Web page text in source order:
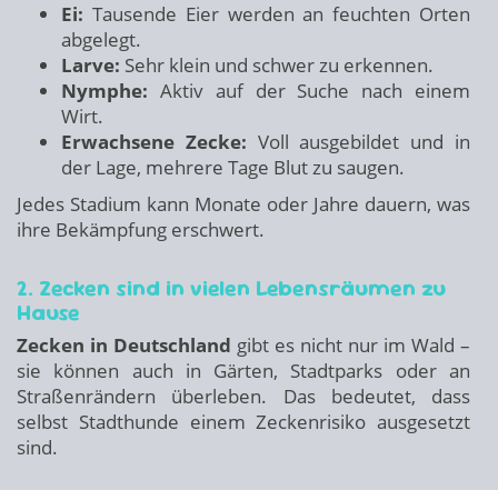
Ei: Tausende Eier werden an feuchten Orten
abgelegt.
Larve: Sehr klein und schwer zu erkennen.
Nymphe: Aktiv auf der Suche nach einem
Wirt.
Erwachsene Zecke: Voll ausgebildet und in
der Lage, mehrere Tage Blut zu saugen.
Jedes Stadium kann Monate oder Jahre dauern, was
ihre Bekämpfung erschwert.
2. Zecken sind in vielen Lebensräumen zu
Hause
Zecken in Deutschland gibt es nicht nur im Wald –
sie können auch in Gärten, Stadtparks oder an
Straßenrändern überleben. Das bedeutet, dass
selbst Stadthunde einem Zeckenrisiko ausgesetzt
sind.